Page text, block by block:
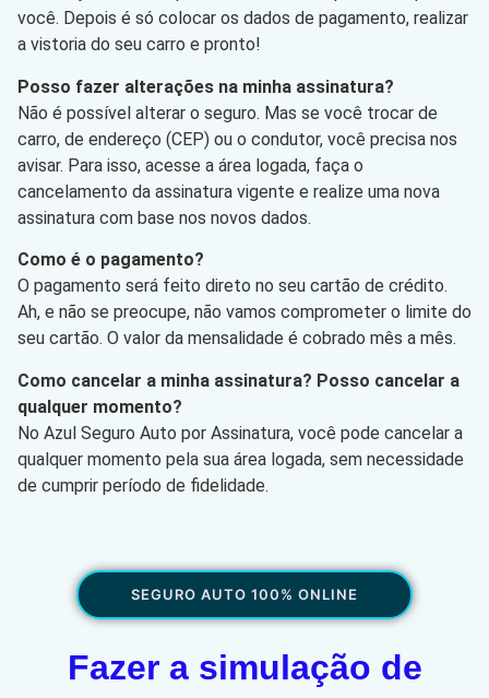
você. Depois é só colocar os dados de pagamento, realizar
a vistoria do seu carro e pronto!
Posso fazer alterações na minha assinatura?
Não é possível alterar o seguro. Mas se você trocar de
carro, de endereço (CEP) ou o condutor, você precisa nos
avisar. Para isso, acesse a área logada, faça o
cancelamento da assinatura vigente e realize uma nova
assinatura com base nos novos dados.
Como é o pagamento?
O pagamento será feito direto no seu cartão de crédito.
Ah, e não se preocupe, não vamos comprometer o limite do
seu cartão. O valor da mensalidade é cobrado mês a mês.
Como cancelar a minha assinatura? Posso cancelar a
qualquer momento?
No Azul Seguro Auto por Assinatura, você pode cancelar a
qualquer momento pela sua área logada, sem necessidade
de cumprir período de fidelidade.
SEGURO AUTO 100% ONLINE
Fazer a simulação de